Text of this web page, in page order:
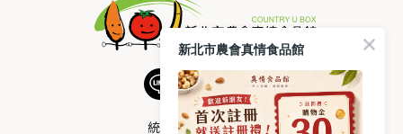
統編：33378005
新北市農會真情食品館